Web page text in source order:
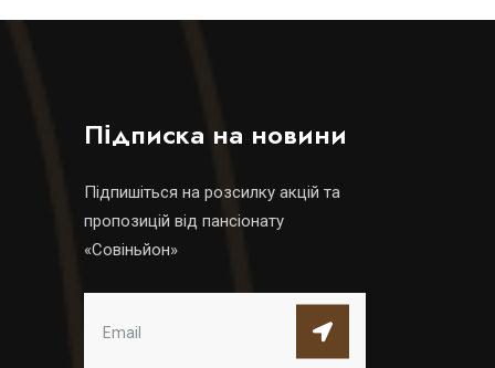
Підписка на новини
Підпишіться на розсилку акцій та
пропозицій від пансіонату
«Совіньйон»